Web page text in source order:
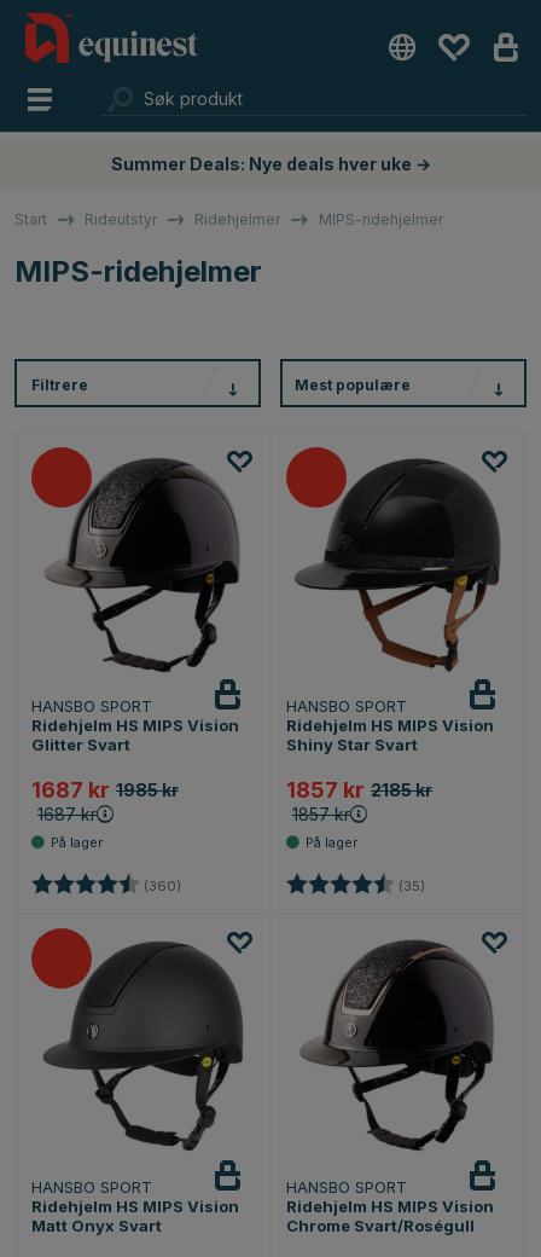
Summer Deals: Nye deals hver uke →
Start Rideutstyr Ridehjelmer MIPS-ridehjelmer
MIPS-ridehjelmer
Filtrere Mest populære
HANSBO SPORT
Ridehjelm HS MIPS Vision
Glitter Svart
1687 kr 1985 kr
1687 kr
Karakter: (360) 4.7 av 5 mulige
HANSBO SPORT
Ridehjelm HS MIPS Vision
Shiny Star Svart
1857 kr 2185 kr
1857 kr
Karakter: (35)
HANSBO SPORT
Ridehjelm HS MIPS Vision
Matt Onyx Svart
HANSBO SPORT
Ridehjelm HS MIPS Vision
Chrome Svart/Roségull